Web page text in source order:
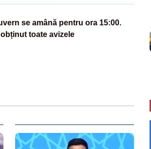
se amână pentru ora 15:00.
toate avizele